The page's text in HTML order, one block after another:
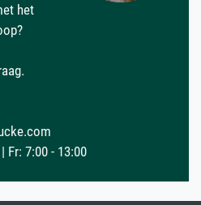
het
Fr: 7:00 - 13:00